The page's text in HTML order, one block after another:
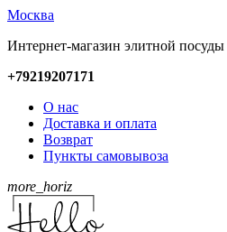
Москва
Интернет-магазин элитной посуды
+79219207171
О нас
Доставка и оплата
Возврат
Пункты самовывоза
more_horiz